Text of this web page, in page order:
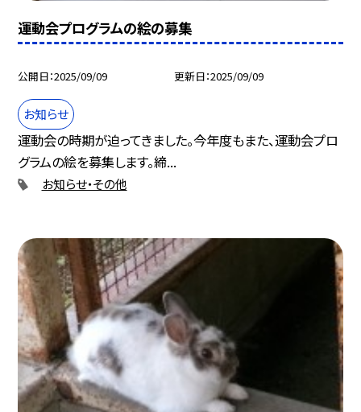
運動会プログラムの絵の募集
公開日 2025/09/09 更新日 2025/09/09
お知らせ
運動会の時期が迫ってきました。今年度もまた、運動会プロ
グラムの絵を募集します。締...
お知らせ・その他